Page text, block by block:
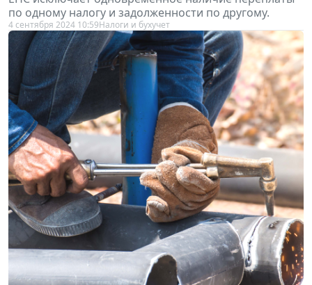
по одному налогу и задолженности по другому.
4 сентября 2024 10:59Налоги и бухучет